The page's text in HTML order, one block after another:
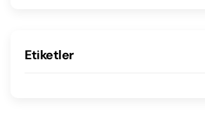
Etiketler